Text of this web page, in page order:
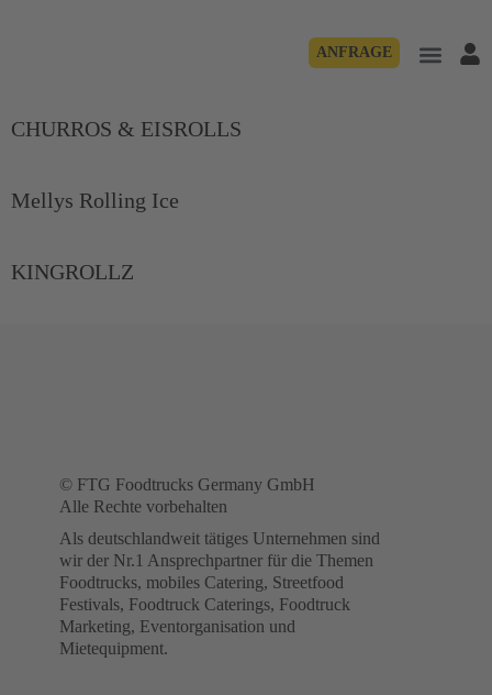
ANFRAGE
CHURROS & EISROLLS
Mellys Rolling Ice
KINGROLLZ
© FTG Foodtrucks Germany GmbH
Alle Rechte vorbehalten
Als deutschlandweit tätiges Unternehmen sind
wir der Nr.1 Ansprechpartner für die Themen
Foodtrucks, mobiles Catering, Streetfood
Festivals, Foodtruck Caterings, Foodtruck
Marketing, Eventorganisation und
Mietequipment.